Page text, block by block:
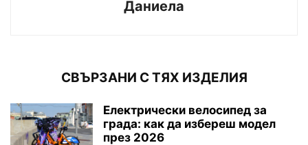
Даниела
СВЪРЗАНИ С ТЯХ ИЗДЕЛИЯ
Електрически велосипед за
града: как да избереш модел
през 2026